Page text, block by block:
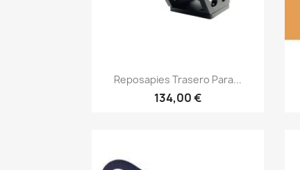
Vista rápida
Reposapies Trasero Para...
134,00 €